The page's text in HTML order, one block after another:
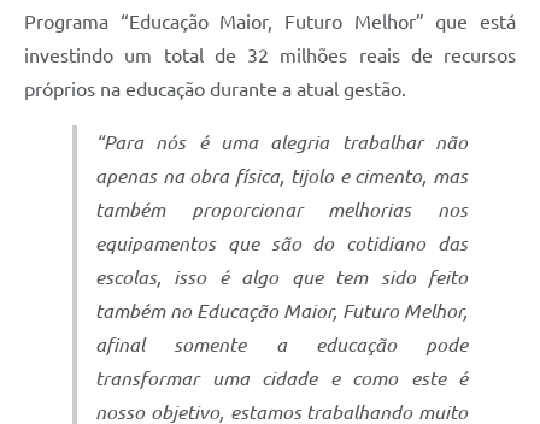
Programa “Educação Maior, Futuro Melhor” que está
investindo um total de 32 milhões reais de recursos
próprios na educação durante a atual gestão.
“Para nós é uma alegria trabalhar não
apenas na obra física, tijolo e cimento, mas
também proporcionar melhorias nos
equipamentos que são do cotidiano das
escolas, isso é algo que tem sido feito
também no Educação Maior, Futuro Melhor,
afinal somente a educação pode
transformar uma cidade e como este é
nosso objetivo, estamos trabalhando muito